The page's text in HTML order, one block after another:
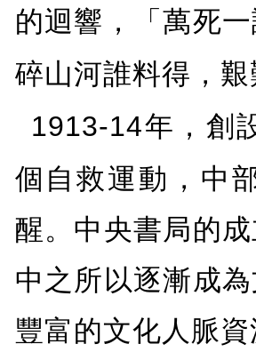
的迴響，「萬死
碎山河誰料得，
1913-14年，創
個自救運動，中
醒。中央書局的
中之所以逐漸成
豐富的文化人脈